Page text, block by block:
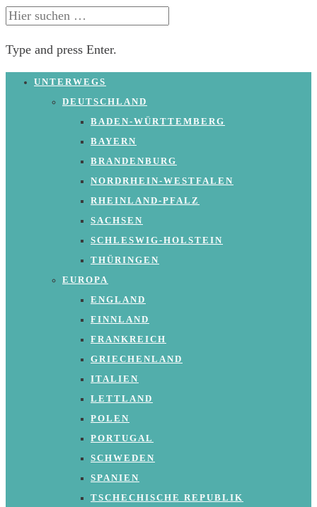
SUCHE
Type and press Enter.
Skip
UNTERWEGS
DEUTSCHLAND
BADEN-WÜRTTEMBERG
BAYERN
BRANDENBURG
NORDRHEIN-WESTFALEN
RHEINLAND-PFALZ
SACHSEN
SCHLESWIG-HOLSTEIN
THÜRINGEN
EUROPA
ENGLAND
FINNLAND
FRANKREICH
GRIECHENLAND
ITALIEN
LETTLAND
POLEN
PORTUGAL
SCHWEDEN
SPANIEN
TSCHECHISCHE REPUBLIK